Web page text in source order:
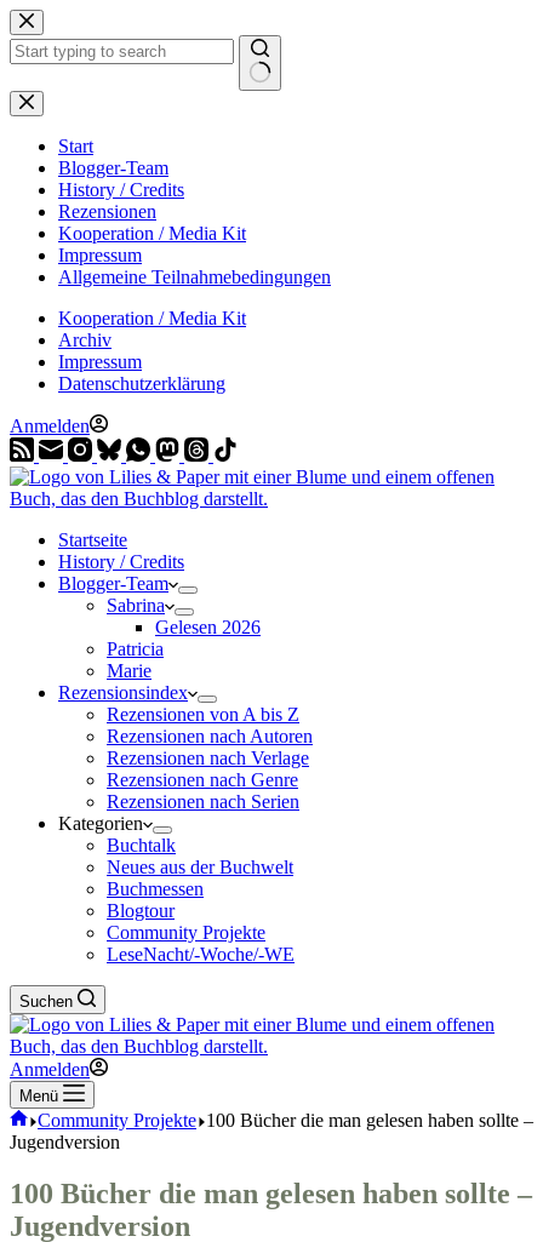
Zum
Inhalt
springen
Start
Blogger-Team
History / Credits
Rezensionen
Kooperation / Media Kit
Impressum
Allgemeine Teilnahmebedingungen
Kooperation / Media Kit
Archiv
Impressum
Datenschutzerklärung
Anmelden
Startseite
History / Credits
Blogger-Team
Sabrina
Gelesen 2026
Patricia
Marie
Rezensionsindex
Rezensionen von A bis Z
Rezensionen nach Autoren
Rezensionen nach Verlage
Rezensionen nach Genre
Rezensionen nach Serien
Kategorien
Buchtalk
Neues aus der Buchwelt
Buchmessen
Blogtour
Community Projekte
LeseNacht/-Woche/-WE
Suchen
Anmelden
Menü
Start
Community Projekte 100 Bücher die man gelesen haben sollte –
Jugendversion
100 Bücher die man gelesen haben sollte –
Jugendversion